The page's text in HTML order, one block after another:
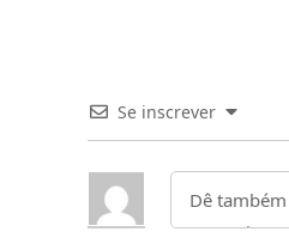
Se inscrever